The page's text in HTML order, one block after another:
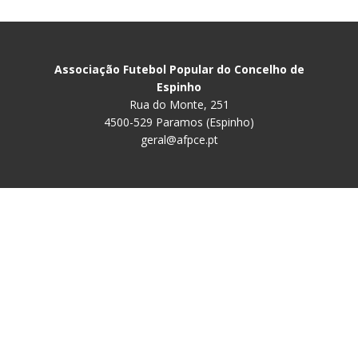
Associação Futebol Popular do Concelho de
Espinho
Rua do Monte, 251
4500-529 Paramos (Espinho)
geral@afpce.pt